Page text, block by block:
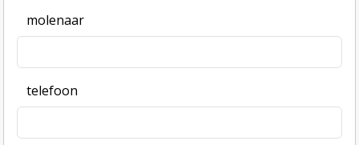
molenaar
telefoon